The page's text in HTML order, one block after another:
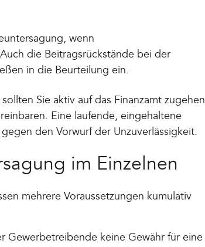
wenn
die Beitragsrückstände bei der
in die Beurteilung ein.
Sie aktiv auf das Finanzamt zugehen
Eine laufende, eingehaltene
den Vorwurf der Unzuverlässigkeit.
im Einzelnen
mehrere Voraussetzungen kumulativ
Gewerbetreibende keine Gewähr für eine